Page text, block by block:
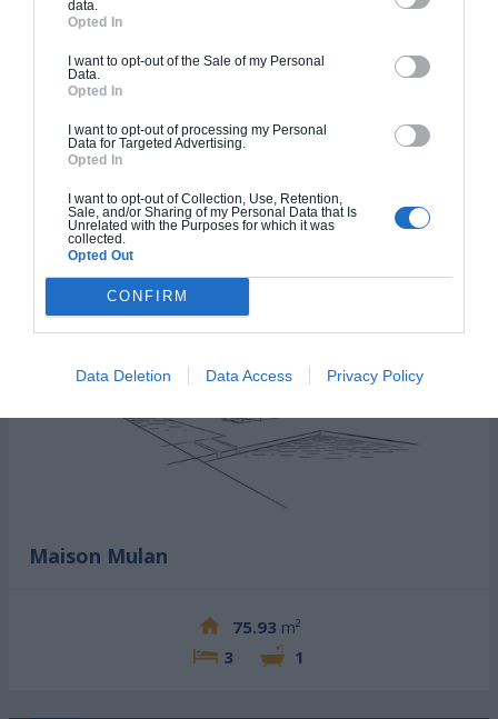
data.
Opted In
I want to opt-out of the Sale of my Personal
Data.
Opted In
I want to opt-out of processing my Personal
Data for Targeted Advertising.
Opted In
I want to opt-out of Collection, Use, Retention,
Sale, and/or Sharing of my Personal Data that Is
Unrelated with the Purposes for which it was
collected.
Opted Out
CONFIRM
Data Deletion Data Access Privacy Policy
Maison Navaron
113.99 m²
4
2
Plan 3D
Maison Mulan
75.93 m²
3
1